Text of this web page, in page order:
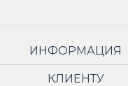
ИНФОРМАЦИЯ
КЛИЕНТУ